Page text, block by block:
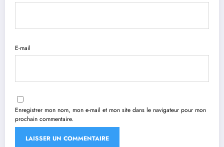
E-mail
Enregistrer mon nom, mon e-mail et mon site dans le navigateur pour mon
prochain commentaire.